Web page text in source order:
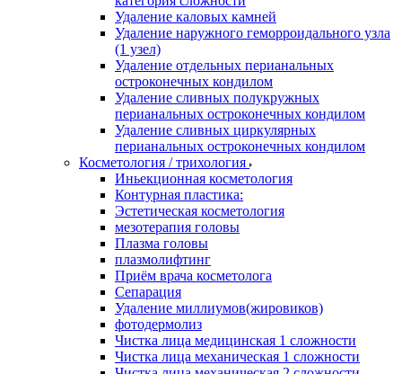
Удаление каловых камней
Удаление наружного геморроидального узла
(1 узел)
Удаление отдельных перианальных
остроконечных кондилом
Удаление сливных полукружных
перианальных остроконечных кондилом
Удаление сливных циркулярных
перианальных остроконечных кондилом
Косметология / трихология
Иньекционная косметология
Контурная пластика:
Эстетическая косметология
мезотерапия головы
Плазма головы
плазмолифтинг
Приём врача косметолога
Сепарация
Удаление миллиумов(жировиков)
фотодермолиз
Чистка лица медицинская 1 сложности
Чистка лица механическая 1 сложности